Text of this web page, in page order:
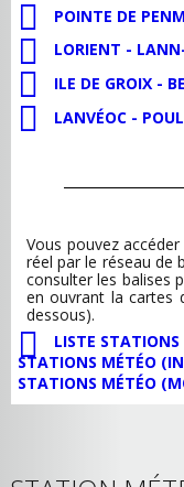
POINTE DE
LORIENT -
ILE DE GROIX -
LANVÉOC -
Vous pouvez
réel par le réseau de
consulter les balises
en ouvrant la cartes
dessous).
LISTE
STATIONS MÉTÉO
STATIONS MÉTÉO